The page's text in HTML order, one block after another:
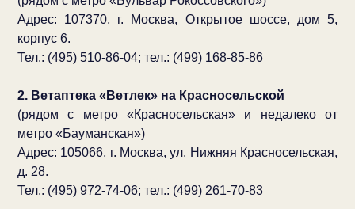
Адрес: 107370, г. Москва, Открытое шоссе, дом 5,
корпус 6.
Тел.: (495) 510-86-04; тел.: (499) 168-85-86
2. Ветаптека «Ветлек» на Красносельской
(рядом с метро «Красносельская» и недалеко от
метро «Бауманская»)
Адрес: 105066, г. Москва, ул. Нижняя Красносельская,
д. 28.
Тел.: (495) 972-74-06; тел.: (499) 261-70-83